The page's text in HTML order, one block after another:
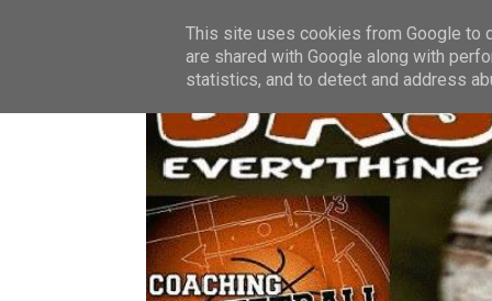
Sunday, August 9. Ποιοί Είμαστε Όροι
This site uses cookies from Google to
are shared with Google along with
statistics, and to detect and address